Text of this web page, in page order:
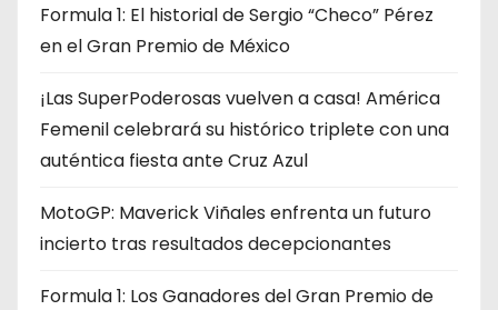
Formula 1: El historial de Sergio “Checo” Pérez
en el Gran Premio de México
¡Las SuperPoderosas vuelven a casa! América
Femenil celebrará su histórico triplete con una
auténtica fiesta ante Cruz Azul
MotoGP: Maverick Viñales enfrenta un futuro
incierto tras resultados decepcionantes
Formula 1: Los Ganadores del Gran Premio de